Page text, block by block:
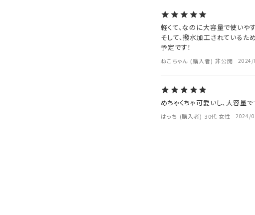
ねこちゃん 購入者 非公開
軽くて、なのに大容量で使いやす
そして、撥水加工されているた
予定です！
はっち 購入者 30代 女性 2024/
めちゃくちゃ可愛いし、大容量